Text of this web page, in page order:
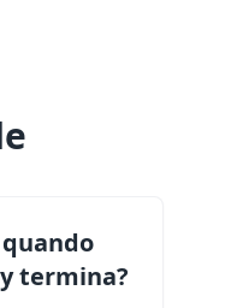
quando
termina?